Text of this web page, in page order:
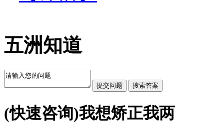
五洲知道
(快速咨询)我想矫正我两